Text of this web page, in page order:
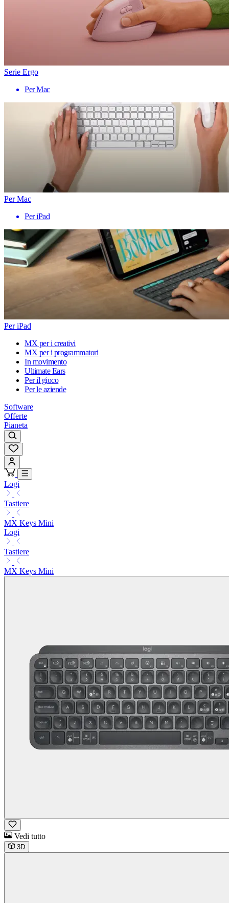
Serie Ergo
Per Mac
Per Mac
Per iPad
Per iPad
MX per i creativi
MX per i programmatori
In movimento
Ultimate Ears
Per il gioco
Per le aziende
Software
Offerte
Pianeta
Logi
Tastiere
MX Keys Mini
Logi
Tastiere
MX Keys Mini
Vedi tutto
3D